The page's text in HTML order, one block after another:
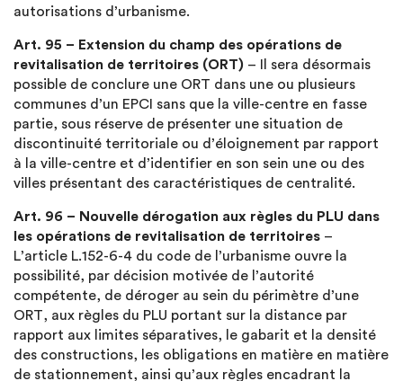
autorisations d’urbanisme.
Art. 95 – Extension du champ des opérations de
revitalisation de territoires (ORT) – Il sera désormais
possible de conclure une ORT dans une ou plusieurs
communes d’un EPCI sans que la ville-centre en fasse
partie, sous réserve de présenter une situation de
discontinuité territoriale ou d’éloignement par rapport
à la ville-centre et d’identifier en son sein une ou des
villes présentant des caractéristiques de centralité.
Art. 96 – Nouvelle dérogation aux règles du PLU dans
les opérations de revitalisation de territoires –
L’article L.152-6-4 du code de l’urbanisme ouvre la
possibilité, par décision motivée de l’autorité
compétente, de déroger au sein du périmètre d’une
ORT, aux règles du PLU portant sur la distance par
rapport aux limites séparatives, le gabarit et la densité
des constructions, les obligations en matière en matière
de stationnement, ainsi qu’aux règles encadrant la